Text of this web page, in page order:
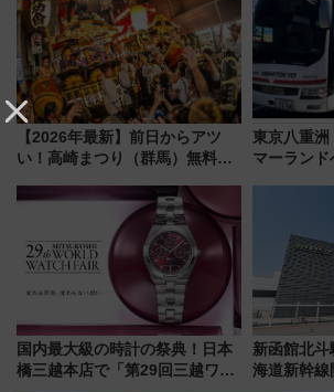
【2026年最新】前日からアツ
い！高崎まつり（群馬）無料観
しまで
東京八重洲
マーラン
国内最大級の時計の祭典！日本
橋三越本店で「第29回三越ワー
新函館北
海道新幹